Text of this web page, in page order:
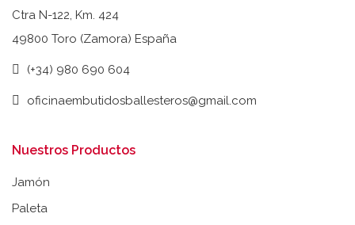
Ctra N-122, Km. 424
49800 Toro (Zamora) España
(+34) 980 690 604
oficinaembutidosballesteros@gmail.com
Nuestros Productos
Jamón
Paleta